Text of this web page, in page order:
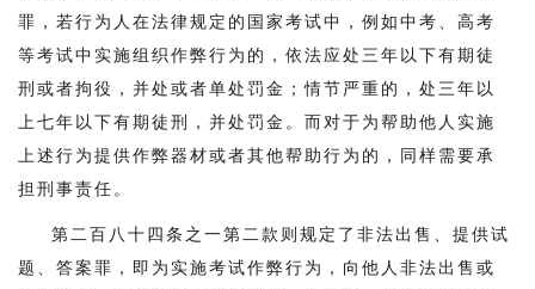
罪，若行为人在法律规定的国家考试中，例如中考、高考
等考试中实施组织作弊行为的，依法应处三年以下有期徒
刑或者拘役，并处或者单处罚金；情节严重的，处三年以
上七年以下有期徒刑，并处罚金。而对于为帮助他人实施
上述行为提供作弊器材或者其他帮助行为的，同样需要承
担刑事责任。
第二百八十四条之一第二款则规定了非法出售、提供试
题、答案罪，即为实施考试作弊行为，向他人非法出售或